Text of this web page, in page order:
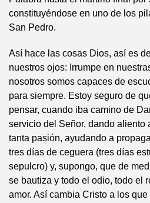
constituyéndose en uno de los
San Pedro.
Así hace las cosas Dios, así es
nuestros ojos: Irrumpe en
nosotros somos capaces de
para siempre. Estoy seguro de
pensar, cuando iba camino de
servicio del Señor, dando aliento
tanta pasión, ayudando a
tres días de ceguera (tres días
sepulcro) y, supongo, que de
se bautiza y todo el odio, todo el
amor. Así cambia Cristo a los